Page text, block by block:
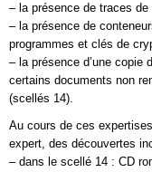
– la présence de traces
– la présence de
programmes et clés de
– la présence d’une copie
certains documents non
(scellés 14).
Au cours de ces
expert, des découvertes
– dans le scellé 14 : CD